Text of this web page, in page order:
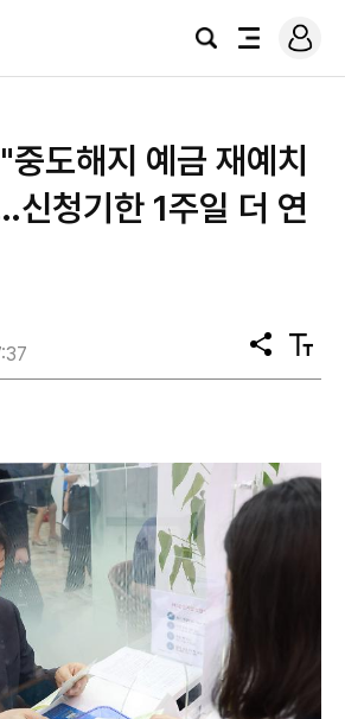
검
전
로
그
도해지 예금 재예치
청기한 1주일 더 연
공
유
텍
스